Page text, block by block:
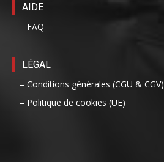
AIDE
– FAQ
LÉGAL
– Conditions générales (CGU & CGV)
– Politique de cookies (UE)